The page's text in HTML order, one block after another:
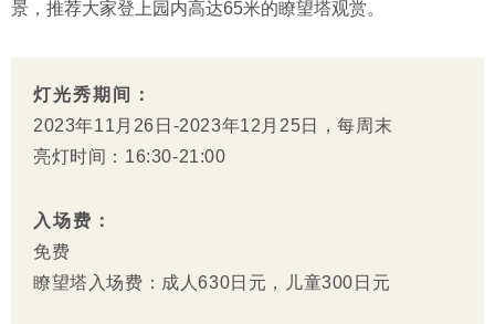
景，推荐大家登上园内高达65米的瞭望塔观赏。
灯光秀期间：
2023年11月26日-2023年12月25日，每周末
亮灯时间：16:30-21:00
入场费：
免费
瞭望塔入场费：成人630日元，儿童300日元